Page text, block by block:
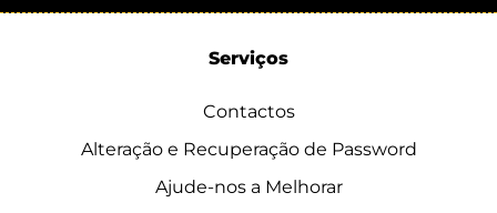
Serviços
Contactos
Alteração e Recuperação de Password
Ajude-nos a Melhorar